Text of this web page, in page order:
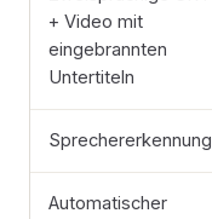
+ Video mit
eingebrannten
Untertiteln
Sprechererkennung
Automatischer